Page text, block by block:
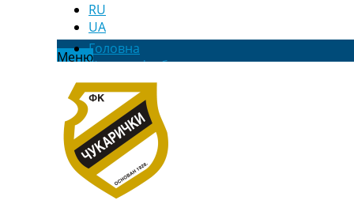
RU
UA
МенюГоловна
Новини футболу
Відео
Новини футболу України
Футбольні трансфери
Останні коментарі
Конкурс прогнозів
Логін
Рейтінги